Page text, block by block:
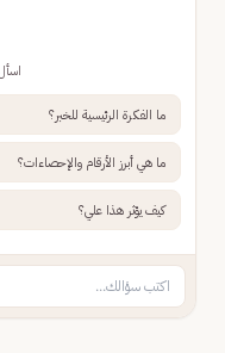
ما الفكرة الرئيسية للخبر؟
ما هي أبرز الأرقام والإحصاءات؟
كيف يؤثر هذا علي؟